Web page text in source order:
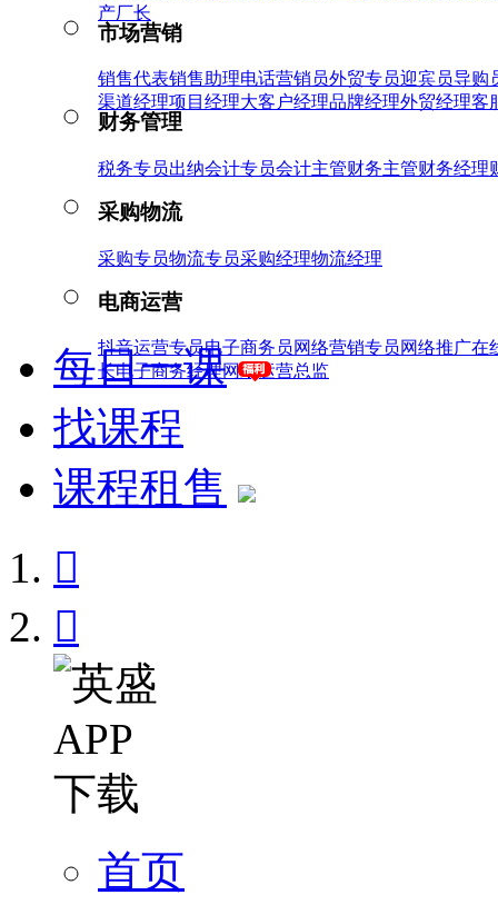
产厂长
市场营销
销售代表销售助理电话营销员外贸专员迎宾员导购
渠道经理项目经理大客户经理品牌经理外贸经理客
财务管理
税务专员出纳会计专员会计主管财务主管财务经理
采购物流
采购专员物流专员采购经理物流经理
电商运营
抖音运营专员电子商务员网络营销专员网络推广在
长电子商务经理网络运营总监
每日一课
找课程
课程租售


首页